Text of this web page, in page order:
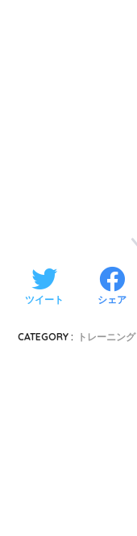
ツイート シェア
CATEGORY : トレーニング